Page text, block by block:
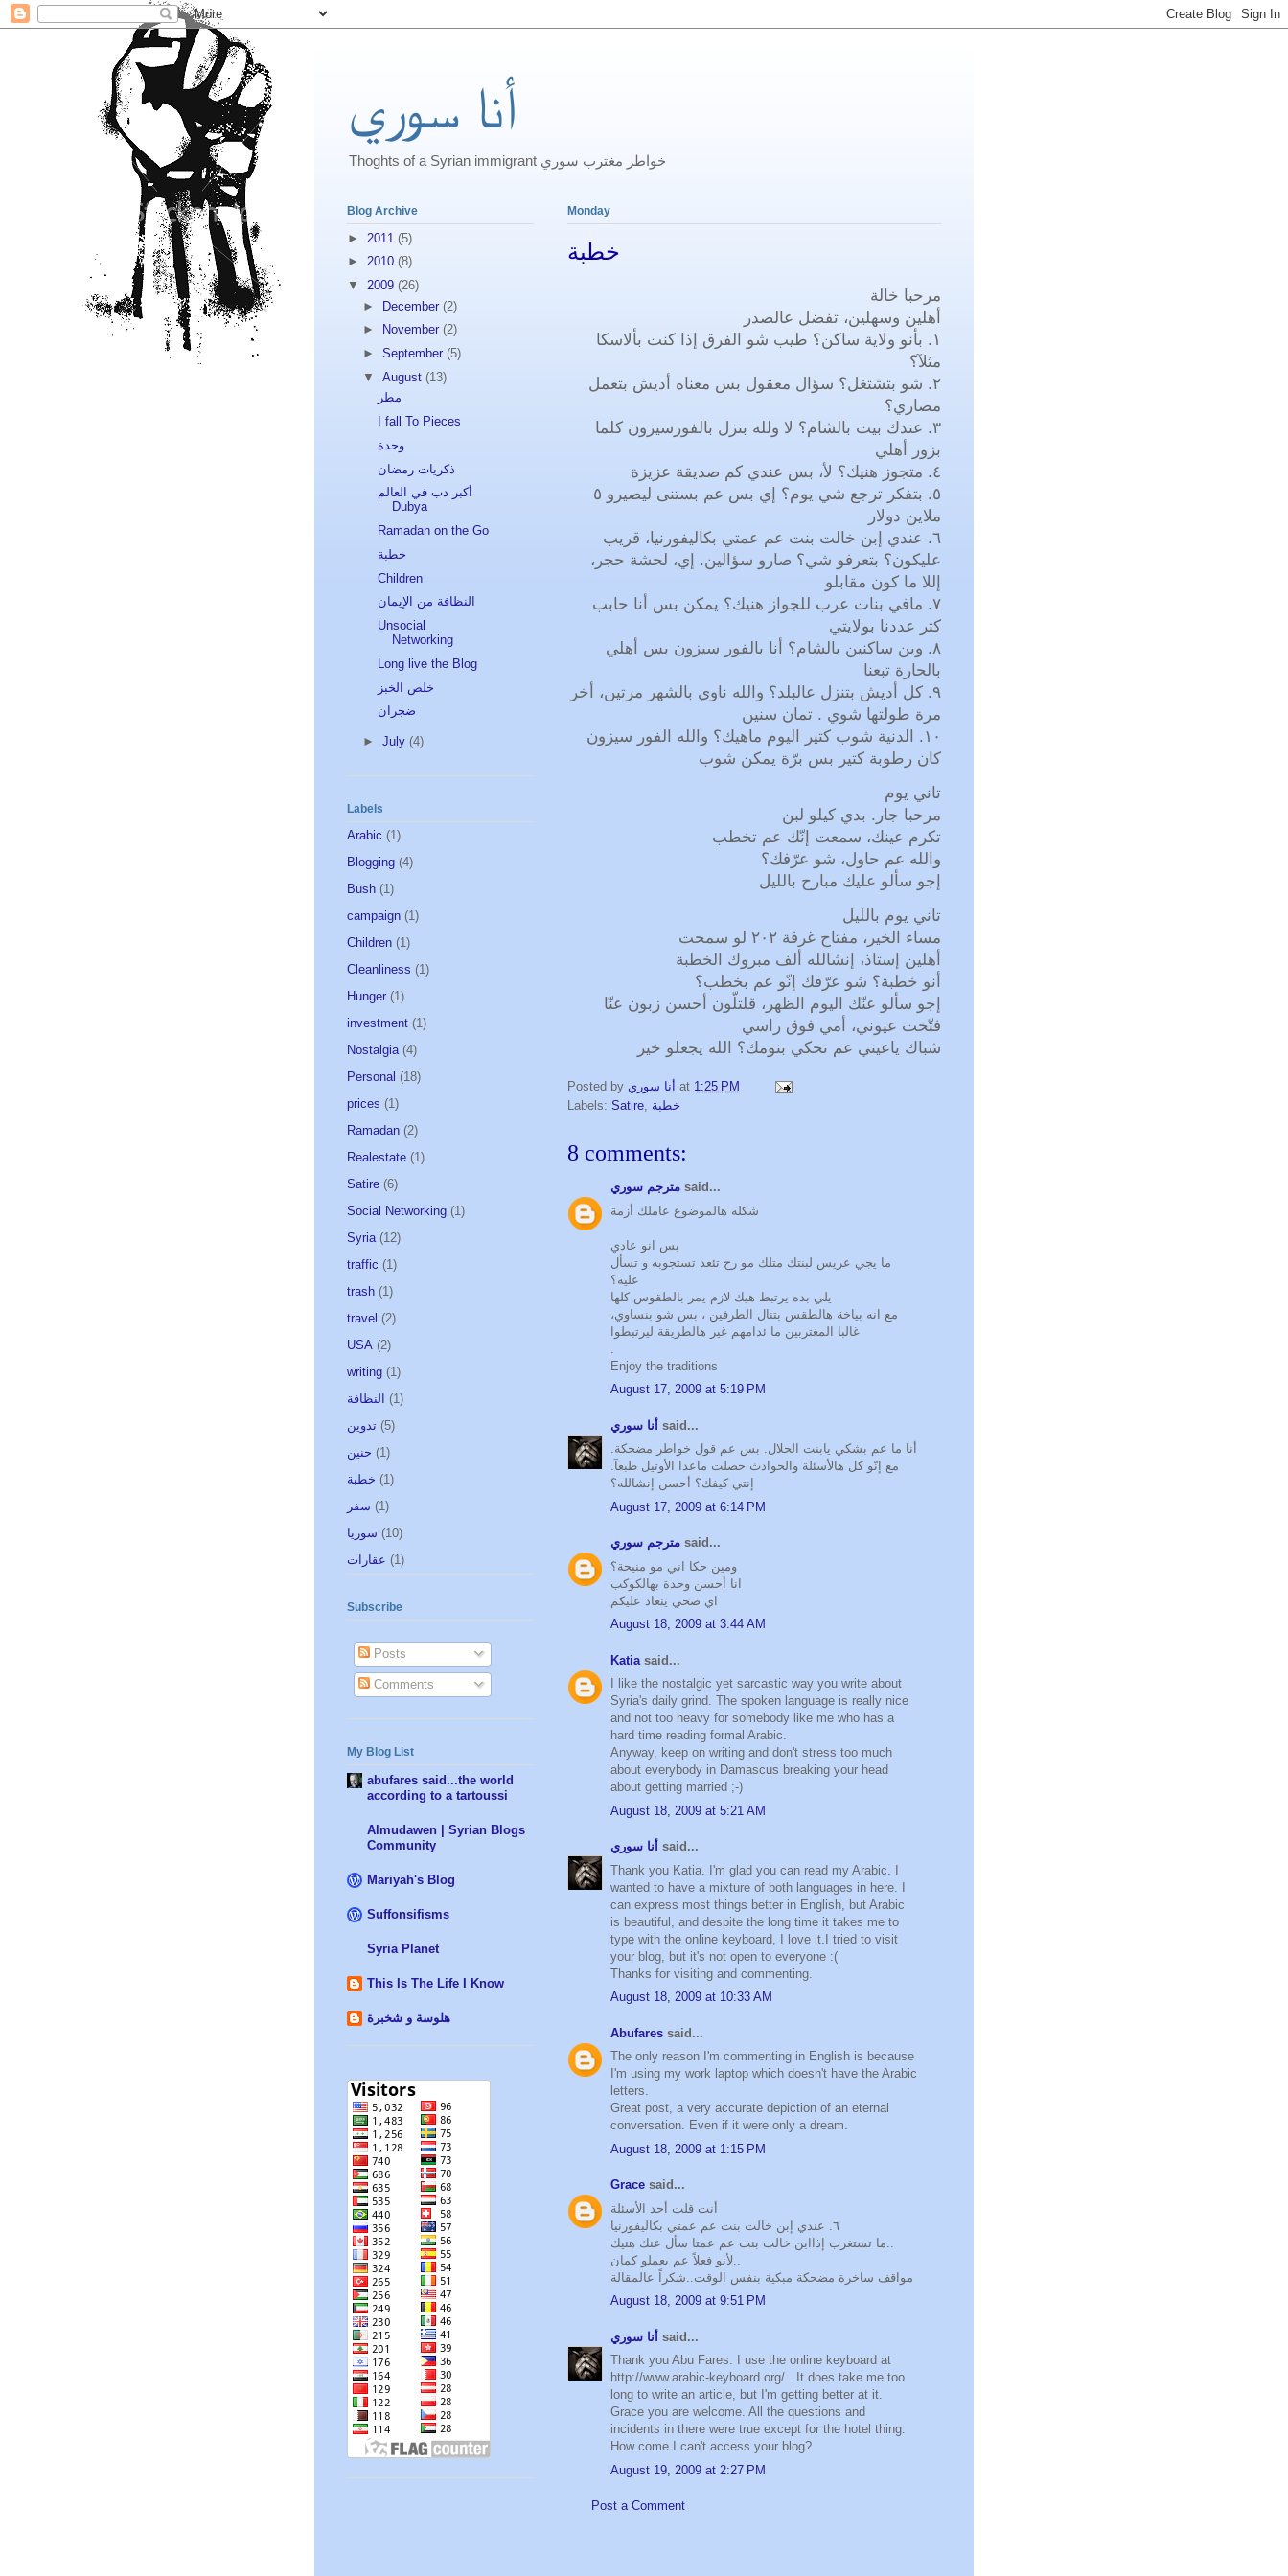
أنا سوري
Thoghts of a Syrian immigrant خواطر مغترب سوري
Monday
خطبة
مرحبا خالة
أهلين وسهلين، تفضل عالصدر
١. بأنو ولاية ساكن؟ طيب شو الفرق إذا كنت بألاسكا
مثلآ؟
٢. شو بتشتغل؟ سؤال معقول بس معناه أديش بتعمل
مصاري؟
٣. عندك بيت بالشام؟ لا ولله بنزل بالفورسيزون كلما
بزور أهلي
٤. متجوز هنيك؟ لأ، بس عندي كم صديقة عزيزة
٥. بتفكر ترجع شي يوم؟ إي بس عم بستنى ليصيرو ٥
ملاين دولار
٦. عندي إبن خالت بنت عم عمتي بكاليفورنيا، قريب
عليكون؟ بتعرفو شي؟ صارو سؤالين. إي، لحشة حجر،
إللا ما كون مقابلو
٧. مافي بنات عرب للجواز هنيك؟ يمكن بس أنا حابب
كتر عددنا بولايتي
٨. وين ساكنين بالشام؟ أنا بالفور سيزون بس أهلي
بالحارة تبعنا
٩. كل أديش بتنزل عالبلد؟ والله ناوي بالشهر مرتين، أخر
مرة طولتها شوي . تمان سنين
١٠. الدنية شوب كتير اليوم ماهيك؟ والله الفور سيزون
كان رطوبة كتير بس برّة يمكن شوب
تاني يوم
مرحبا جار. بدي كيلو لبن
تكرم عينك، سمعت إنّك عم تخطب
والله عم حاول، شو عرّفك؟
إجو سألو عليك مبارح بالليل
تاني يوم بالليل
مساء الخير، مفتاح غرفة ٢٠٢ لو سمحت
أهلين إستاذ، إنشالله ألف مبروك الخطبة
أنو خطبة؟ شو عرّفك إنّو عم بخطب؟
إجو سألو عنّك اليوم الظهر، قلتلّون أحسن زبون عنّا
فتّحت عيوني، أمي فوق راسي
شباك ياعيني عم تحكي بنومك؟ الله يجعلو خير
Posted by أنا سوري at 1:25 PM
Labels: Satire, خطبة
8 comments:
مترجم سوري said...
شكله هالموضوع عاملك أزمة
بس انو عادي
ما يجي عريس لبنتك متلك مو رح تئعد تستجوبه و تسأل
عليه؟
يلي بده يرتبط هيك لازم يمر بالطقوس كلها
مع انه بياخة هالطقس بتنال الطرفين ، بس شو بنساوي،
غالبا المغتربين ما ئدامهم غير هالطريقة ليرتبطوا
Enjoy the traditions
August 17, 2009 at 5:19 PM
أنا سوري said...
أنا ما عم بشكي يابنت الحلال. بس عم قول خواطر مضحكة.
مع إنّو كل هالأسئلة والحوادث حصلت ماعدا الأوتيل طبعآ.
إنتي كيفك؟ أحسن إنشالله؟
August 17, 2009 at 6:14 PM
مترجم سوري said...
ومين حكا اني مو منيحة؟
انا أحسن وحدة بهالكوكب
اي صحي ينعاد عليكم
August 18, 2009 at 3:44 AM
Katia said...
I like the nostalgic yet sarcastic way you write about
Syria's daily grind. The spoken language is really nice
and not too heavy for somebody like me who has a
hard time reading formal Arabic.
Anyway, keep on writing and don't stress too much
about everybody in Damascus breaking your head
about getting married ;-)
August 18, 2009 at 5:21 AM
أنا سوري said...
Thank you Katia. I'm glad you can read my Arabic. I
wanted to have a mixture of both languages in here. I
can express most things better in English, but Arabic
is beautiful, and despite the long time it takes me to
type with the online keyboard, I love it.I tried to visit
your blog, but it's not open to everyone :(
Thanks for visiting and commenting.
August 18, 2009 at 10:33 AM
Abufares said...
The only reason I'm commenting in English is because
I'm using my work laptop which doesn't have the Arabic
letters.
Great post, a very accurate depiction of an eternal
conversation. Even if it were only a dream.
August 18, 2009 at 1:15 PM
Grace said...
أنت قلت أحد الأسئلة
٦. عندي إبن خالت بنت عم عمتي بكاليفورنيا
مواقف ساخرة مضحكة مبكية بنفس الوقت..شكراً عالمقالة
August 18, 2009 at 9:51 PM
أنا سوري said...
Thank you Abu Fares. I use the online keyboard at
http://www.arabic-keyboard.org/ . It does take me too
long to write an article, but I'm getting better at it.
Grace you are welcome. All the questions and
incidents in there were true except for the hotel thing.
How come I can't access your blog?
August 19, 2009 at 2:27 PM
Post a Comment
Blog Archive
► 2011 (5)
► 2010 (8)
▼ 2009 (26)
► December (2)
►
November (2)
► September (5)
▼ August (13)
مطر
I fall To Pieces
وحدة
ذكريات رمضان
أكبر دب في العالم
Dubya
Ramadan on the Go
خطبة
Children
النظافة من الإيمان
Unsocial
Networking
Long live the Blog
خلص الخبز
ضجران
► July (4)
Labels
Arabic (1)
Blogging (4)
Bush (1)
campaign (1)
Children (1)
Cleanliness (1)
Hunger (1)
investment (1)
Nostalgia (4)
Personal (18)
prices (1)
Ramadan (2)
Realestate (1)
Satire (6)
Social Networking (1)
Syria (12)
traffic (1)
trash (1)
travel (2)
USA (2)
writing (1)
النظافة (1)
تدوين (5)
حنين (1)
خطبة (1)
سفر (1)
سوريا (10)
عقارات (1)
Subscribe
Posts
Comments
My Blog List
abufares said...the world
according to a tartoussi
Almudawen | Syrian Blogs
Community
Mariyah's Blog
Suffonsifisms
Syria Planet
This Is The Life I Know
هلوسة و شخبرة